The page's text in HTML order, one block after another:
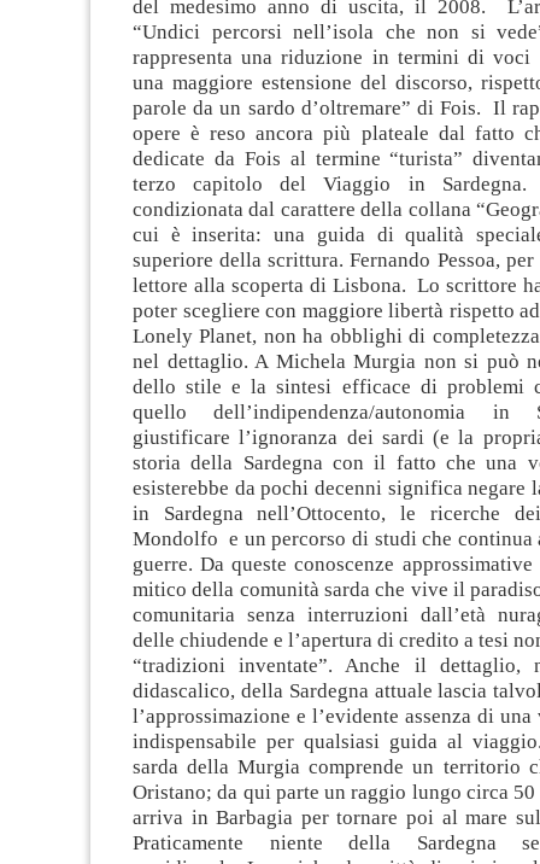
del medesimo anno di uscita, il 2008.
“Undici percorsi nell’isola che non si
rappresenta una riduzione in termini di voci
una maggiore estensione del discorso,
parole da un sardo d’oltremare” di Fois. Il
opere è reso ancora più plateale dal fatto
dedicate da Fois al termine “turista”
terzo capitolo del Viaggio in Sardegna.
condizionata dal carattere della collana
cui è inserita: una guida di qualità
superiore della scrittura. Fernando Pessoa,
lettore alla scoperta di Lisbona. Lo scrittore
poter scegliere con maggiore libertà rispetto
Lonely Planet, non ha obblighi di
nel dettaglio. A Michela Murgia non si può
dello stile e la sintesi efficace di problemi
quello dell’indipendenza/autonomia in
giustificare l’ignoranza dei sardi (e la
storia della Sardegna con il fatto che una
esisterebbe da pochi decenni significa negare
in Sardegna nell’Ottocento, le ricerche
Mondolfo e un percorso di studi che continua
guerre. Da queste conoscenze
mitico della comunità sarda che vive il
comunitaria senza interruzioni dall’età
delle chiudende e l’apertura di credito a tesi
“tradizioni inventate”. Anche il dettaglio,
didascalico, della Sardegna attuale lascia
l’approssimazione e l’evidente assenza di
indispensabile per qualsiasi guida al
sarda della Murgia comprende un territorio
Oristano; da qui parte un raggio lungo circa 50
arriva in Barbagia per tornare poi al mare
Praticamente niente della Sardegna